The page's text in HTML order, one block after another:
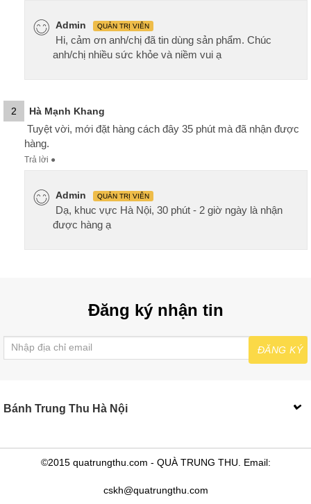
Admin QUẢN TRỊ VIÊN
Hi, cảm ơn anh/chị đã tin dùng sản phẩm. Chúc
anh/chị nhiều sức khỏe và niềm vui ạ
2 Hà Mạnh Khang
Tuyệt vời, mới đặt hàng cách đây 35 phút mà đã nhận được
hàng.
Trả lời ●
Admin QUẢN TRỊ VIÊN
Dạ, khuc vực Hà Nội, 30 phút - 2 giờ ngày là nhận
được hàng ạ
Đăng ký nhận tin
ĐĂNG KÝ
Bánh Trung Thu Hà Nội
©2015 quatrungthu.com - QUÀ TRUNG THU. Email:
cskh@quatrungthu.com